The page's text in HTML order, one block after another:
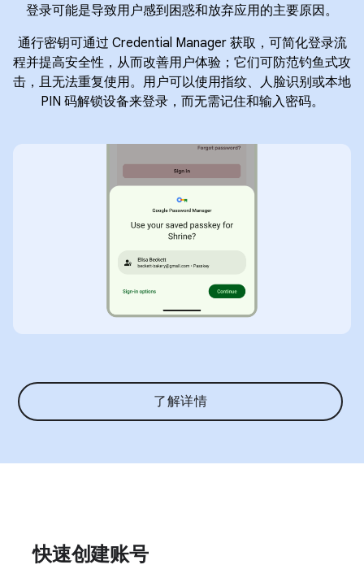
登录可能是导致用户感到困惑和放弃应用的主要原因。
通行密钥可通过 Credential Manager 获取，可简化登录流
程并提高安全性，从而改善用户体验；它们可防范钓鱼式攻
击，且无法重复使用。用户可以使用指纹、人脸识别或本地
PIN 码解锁设备来登录，而无需记住和输入密码。
了解详情
快速创建账号